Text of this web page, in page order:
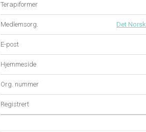
Terapiformer
Medlemsorg. Det
E-post
Hjemmeside
Org. nummer
Registrert